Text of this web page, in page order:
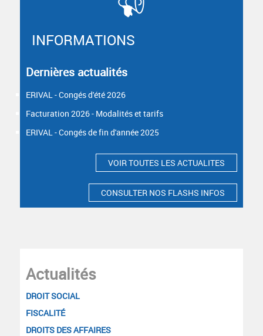
Actualités
DROIT SOCIAL
FISCALITÉ
DROITS DES AFFAIRES
INFORMATIONS
Dernières actualités
ERIVAL - Congés d'été 2026
Facturation 2026 - Modalités et tarifs
ERIVAL - Congés de fin d'année 2025
VOIR TOUTES LES ACTUALITES
CONSULTER NOS FLASHS INFOS